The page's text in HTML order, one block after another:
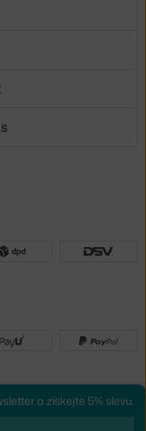
a získejte 5% slevu.